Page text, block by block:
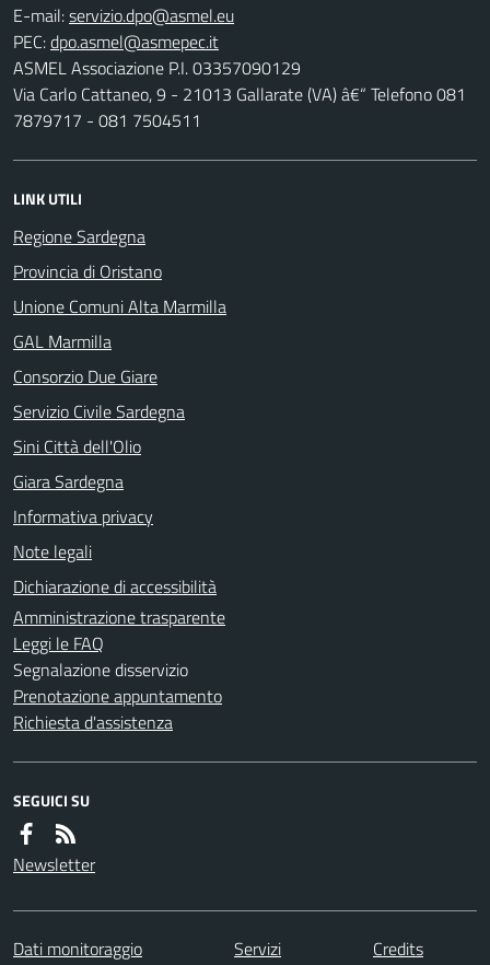
E-mail:
PEC:
ASMEL Associazione P.I. 03357090129
Via Carlo Cattaneo, 9 - 21013 Gallarate (VA) â€“ Telefono 081
7879717 - 081 7504511
LINK UTILI
Regione Sardegna
Provincia di Oristano
Unione Comuni Alta Marmilla
GAL Marmilla
Consorzio Due Giare
Servizio Civile Sardegna
Sini Città dell'Olio
Giara Sardegna
Informativa privacy
Note legali
Dichiarazione di accessibilità
Amministrazione trasparente
Leggi le FAQ
Segnalazione disservizio
Prenotazione appuntamento
Richiesta d'assistenza
SEGUICI SU
Newsletter
Dati monitoraggio Servizi
Credits